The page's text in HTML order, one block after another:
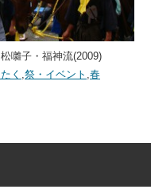
囃子・福神流(2009)
く ,祭・イベント ,春